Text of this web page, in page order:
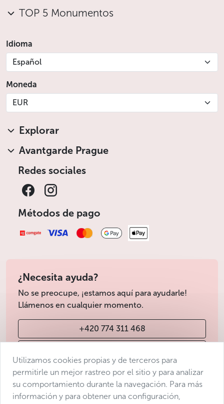
TOP 5 Monumentos
Idioma
Español
Moneda
EUR
Explorar
Avantgarde Prague
Redes sociales
Métodos de pago
¿Necesita ayuda?
No se preocupe, ¡estamos aquí para ayudarle!
Llámenos en cualquier momento.
+420 774 311 468
Condiciones de venta
Utilizamos cookies propias y de terceros para
permitirle un mejor rastreo por el sitio y para analizar
su comportamiento durante la navegación. Para más
información y para obtener una configuración,